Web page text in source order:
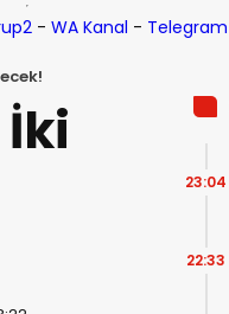
- WA Kanal - Telegram
23:04
22:33